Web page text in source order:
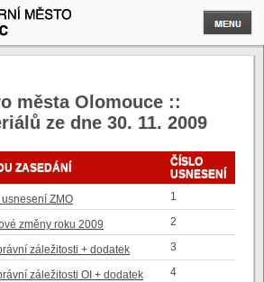
města Olomouce ::
ze dne 30. 11. 2009
ZASEDÁNÍ
ČÍSLO
USNESENÍ
usnesení ZMO
1
změny roku 2009
2
záležitosti + dodatek
3
záležitosti OI + dodatek
4